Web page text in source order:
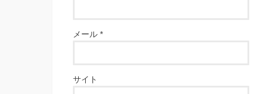
メール *
サイト